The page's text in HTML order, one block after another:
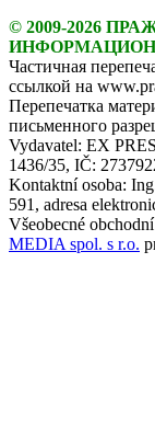
© 2009-2026
Частичная
ссылкой на
Перепечатка
письменного
Vydavatel: EX
1436/35, IČ:
Kontaktní osoba:
591, adresa
Všeobecné
MEDIA spol. s r.o.